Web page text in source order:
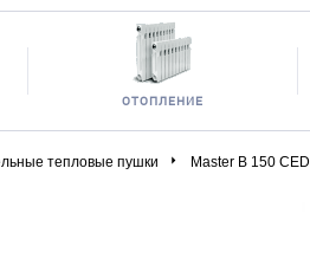
ОТОПЛЕНИЕ
тепловые пушки Master B 150 CED